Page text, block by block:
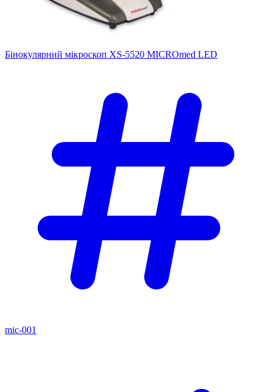
Бінокулярний мікроскоп XS-5520 MICROmed LED
mic-001